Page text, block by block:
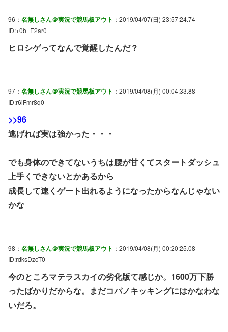
96： 名無しさん＠実況で競馬板アウト ：2019/04/07(日) 23:57:24.74
ID:+0b+E2ar0
ヒロシゲってなんで覚醒したんだ？
97： 名無しさん＠実況で競馬板アウト ：2019/04/08(月) 00:04:33.88
ID:r6iFmr8q0
>>96
逃げれば実は強かった・・・
でも身体のできてないうちは腰が甘くてスタートダッシュ
上手くできないとかあるから
成長して速くゲート出れるようになったからなんじゃない
かな
98： 名無しさん＠実況で競馬板アウト ：2019/04/08(月) 00:20:25.08
ID:rdksDzoT0
今のところマテラスカイの劣化版て感じか。1600万下勝
ったばかりだからな。まだコパノキッキングにはかなわな
いだろ。